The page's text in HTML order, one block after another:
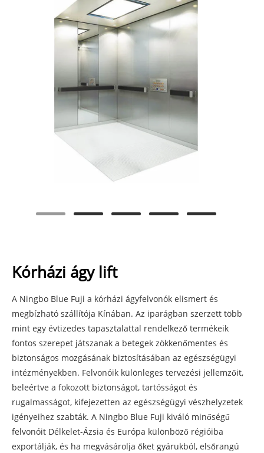
Kórházi ágy lift
A Ningbo Blue Fuji a kórházi ágyfelvonók elismert és
megbízható szállítója Kínában. Az iparágban szerzett több
mint egy évtizedes tapasztalattal rendelkező termékeik
fontos szerepet játszanak a betegek zökkenőmentes és
biztonságos mozgásának biztosításában az egészségügyi
intézményekben. Felvonóik különleges tervezési jellemzőit,
beleértve a fokozott biztonságot, tartósságot és
rugalmasságot, kifejezetten az egészségügyi vészhelyzetek
igényeihez szabták. A Ningbo Blue Fuji kiváló minőségű
felvonóit Délkelet-Ázsia és Európa különböző régióiba
exportálják, és ha megvásárolja őket gyárukból, elsőrangú